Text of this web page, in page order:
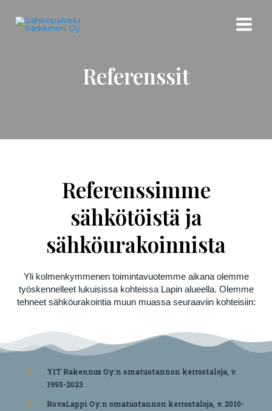
Referenssit
Referenssimme
sähkötöistä ja
sähköurakoinnista
Yli kolmenkymmenen toimintavuotemme aikana olemme
työskennelleet lukuisissa kohteissa Lapin alueella. Olemme
tehneet sähköurakointia muun muassa seuraaviin kohteisiin:
YIT Rakennus Oy:n omatuotannon kerrostaloja, v.
1995-2023
RovaLappi Oy:n omatuotannon kerrostaloja, v. 2010-